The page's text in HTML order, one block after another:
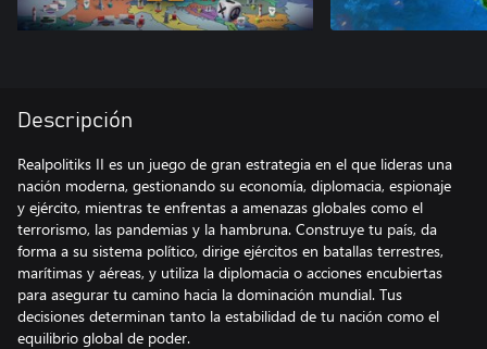
Descripción
Realpolitiks II es un juego de gran estrategia en el que lideras una
nación moderna, gestionando su economía, diplomacia, espionaje
y ejército, mientras te enfrentas a amenazas globales como el
terrorismo, las pandemias y la hambruna. Construye tu país, da
forma a su sistema político, dirige ejércitos en batallas terrestres,
marítimas y aéreas, y utiliza la diplomacia o acciones encubiertas
para asegurar tu camino hacia la dominación mundial. Tus
decisiones determinan tanto la estabilidad de tu nación como el
equilibrio global de poder.